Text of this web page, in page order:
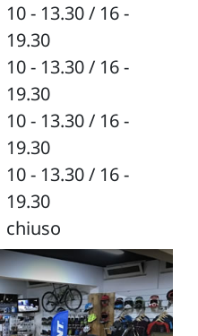
10 - 13.30 / 16 -
19.30
10 - 13.30 / 16 -
19.30
10 - 13.30 / 16 -
19.30
10 - 13.30 / 16 -
19.30
chiuso